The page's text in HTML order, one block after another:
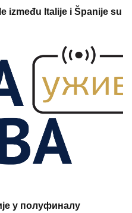
između Italije i Španije su
у полуфиналу